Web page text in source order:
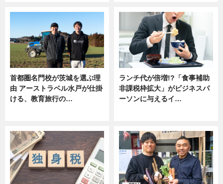
首都圏名門校が茨城を選ぶ理
由 アーストラベル水戸が仕掛
ける、教育旅行の…
ランチ代が倍増!?「食事補助
非課税枠拡大」がビジネスパ
ーソンに与えるイ…